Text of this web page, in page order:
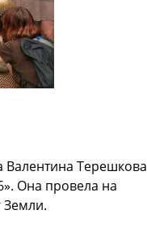
Валентина Терешкова
Она провела на
Земли.